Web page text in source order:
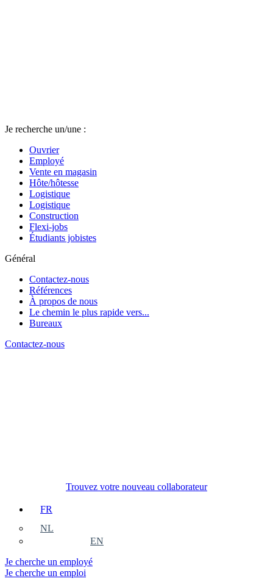
Je recherche un/une :
Ouvrier
Employé
Vente en magasin
Hôte/hôtesse
Logistique
Logistique
Construction
Flexi-jobs
Étudiants jobistes
Général
Contactez-nous
Références
À propos de nous
Le chemin le plus rapide vers...
Bureaux
Contactez-nous
Trouvez votre nouveau collaborateur
FR
NL
EN
Je cherche un employé
Je cherche un emploi